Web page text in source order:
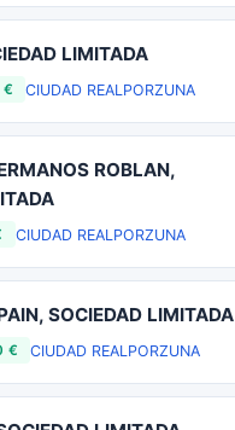
LIMITADA
€ CIUDAD REAL PORZUNA
ROBLAN,
CIUDAD REAL PORZUNA
SOCIEDAD LIMITADA
€ CIUDAD REAL PORZUNA